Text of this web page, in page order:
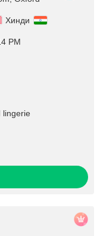
Хинди
PM
lingerie